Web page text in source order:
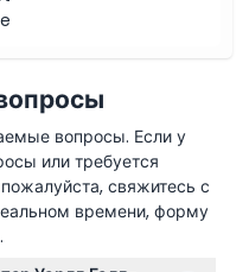
вопросы. Если у
или требуется
свяжитесь с
времени, форму